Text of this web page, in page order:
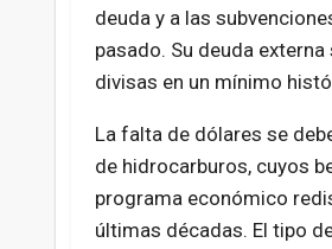
deuda y a las
pasado. Su deuda
divisas en un mínimo
La falta de dólares se
de hidrocarburos, cuyos
programa económico
últimas décadas. El tipo